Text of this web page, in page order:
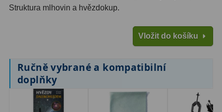
Kufry a tašky64
Dalekohledy8
Okuláry1
Struktura mlhovin a hvězdokup.
Vložit do košíku
Ručně vybrané a kompatibilní
doplňky